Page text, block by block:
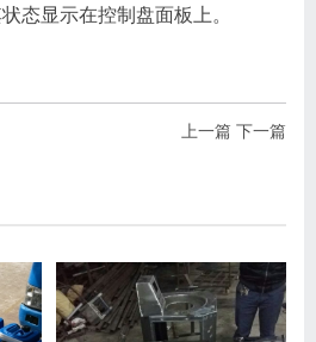
态显示在控制盘面板上。
上一篇 下一篇